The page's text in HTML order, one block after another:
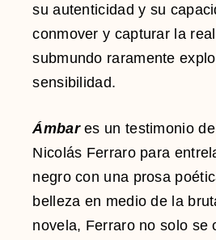
su autenticidad y su
conmover y capturar la
submundo raramente
sensibilidad.
Ámbares un testimonio
Nicolás Ferraro para
negro con una prosa
belleza en medio de la
novela, Ferraro no solo se